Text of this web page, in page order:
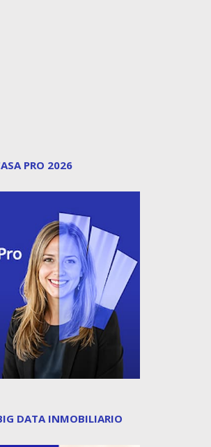
PRO 2026
DATA INMOBILIARIO